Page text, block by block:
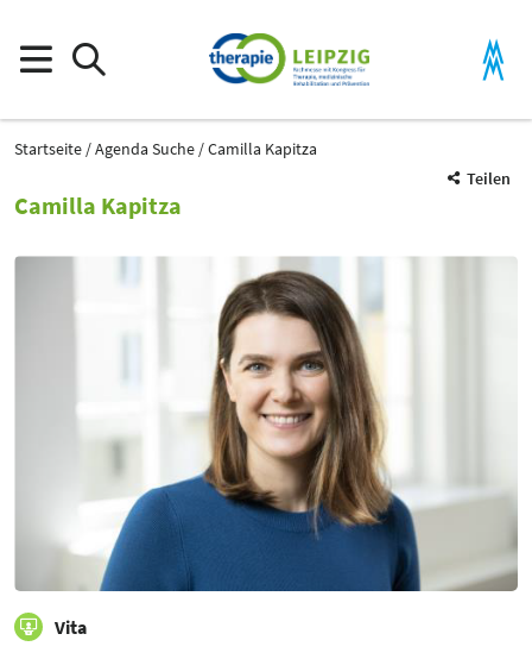
Startseite Agenda Suche
Camilla Kapitza
Teilen
Camilla Kapitza
Vita